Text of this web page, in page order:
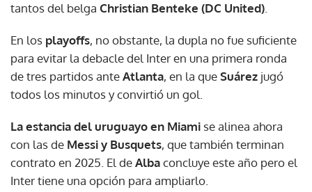
tantos del belga Christian Benteke (DC United)
En los playoffs, no obstante, la dupla no fue suficiente
para evitar la debacle del Inter en una primera ronda
de tres partidos anteAtlanta, en la queSuárez jugó
todos los minutos y convirtió un gol.
La estancia del uruguayo en Miami se alinea ahora
con las de Messi y Busquets, que también terminan
contrato en 2025. El deAlbaconcluye este año pero el
Inter tiene una opción para ampliarlo.